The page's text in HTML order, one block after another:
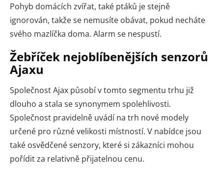
Pohyb domácích zvířat, také ptáků je stejně
ignorován, takže se nemusíte obávat, pokud necháte
svého mazlíčka doma. Alarm se nespustí.
Žebříček nejoblíbenějších senzorů
Ajaxu
Společnost Ajax působí v tomto segmentu trhu již
dlouho a stala se synonymem spolehlivosti.
Společnost pravidelně uvádí na trh nové modely
určené pro různé velikosti místností. V nabídce jsou
také osvědčené senzory, které si zákazníci mohou
pořídit za relativně přijatelnou cenu.